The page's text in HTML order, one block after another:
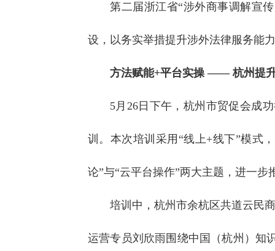
第二届浙江省“涉外商事调解宣
设，以务实举措提升涉外法律服务能
方法赋能+平台实操 —— 杭州提
5月26日下午，杭州市贸促会成
训。本次培训采用“线上+线下”模式
论”与“云平台操作”两大主题，进一
培训中，杭州市余杭区共道云民
运营专员刘欣雨围绕中国（杭州）知